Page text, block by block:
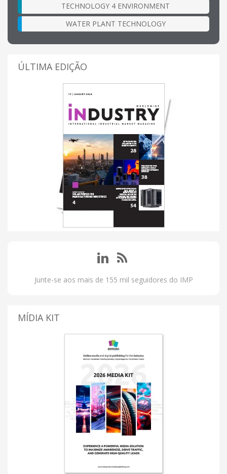
TECHNOLOGY 4 ENVIRONMENT
WATER PLANT TECHNOLOGY
ÚLTIMA EDIÇÃO
Junte-se aos mais de 155 mil seguidores do IMP
MÍDIA KIT